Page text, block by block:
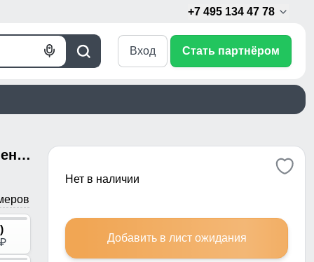
+7 495 134 47 78
Поиск
Голосовой
Вход Стать партнёром
Куртка женская зимняя с мехом енот премиум класса серого цвета 3141Sr
p
Нет в наличии
Добавить в лист ожидания